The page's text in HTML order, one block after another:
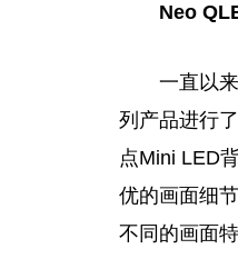
Neo
一直以
列产品进行
点Mini LED
优的画面细
不同的画面